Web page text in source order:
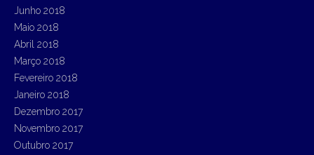
Junho 2018
Maio 2018
Abril 2018
Março 2018
Fevereiro 2018
Janeiro 2018
Dezembro 2017
Novembro 2017
Outubro 2017